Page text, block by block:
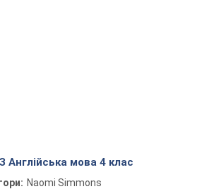
Англійська мова 4 клас
Naomi Simmons